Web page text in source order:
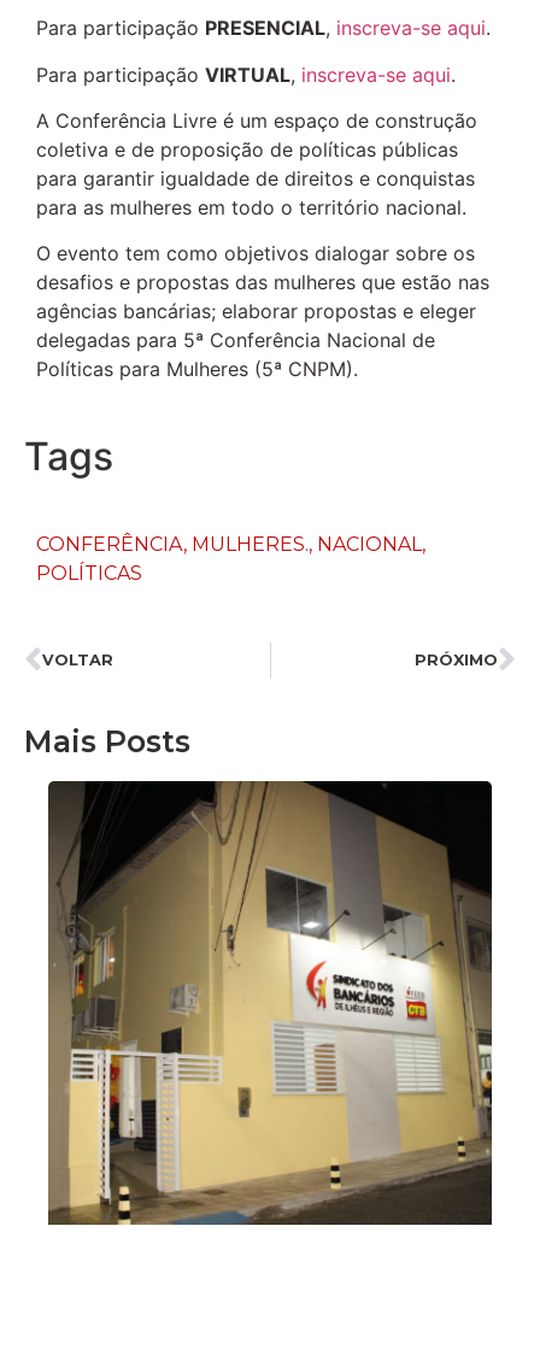
Para participação PRESENCIAL, inscreva-se aqui.
Para participação VIRTUAL, inscreva-se aqui.
A Conferência Livre é um espaço de construção
coletiva e de proposição de políticas públicas
para garantir igualdade de direitos e conquistas
para as mulheres em todo o território nacional.
O evento tem como objetivos dialogar sobre os
desafios e propostas das mulheres que estão nas
agências bancárias; elaborar propostas e eleger
delegadas para 5ª Conferência Nacional de
Políticas para Mulheres (5ª CNPM).
Tags
CONFERÊNCIA, MULHERES., NACIONAL ,
POLÍTICAS
VOLTAR PRÓXIMO
Mais Posts